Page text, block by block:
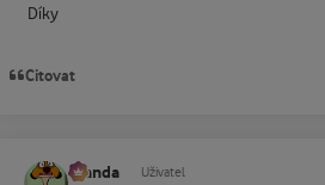
Díky
Citovat
Standa Uživatel